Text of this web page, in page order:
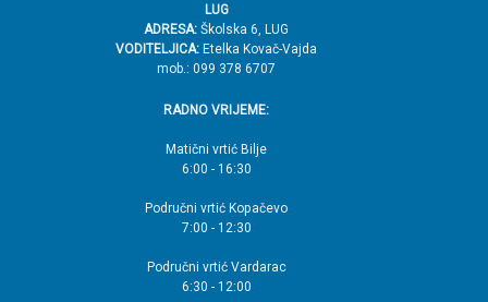
LUG
ADRESA: Školska 6, LUG
VODITELJICA: Etelka Kovač-Vajda
mob.: 099 378 6707
RADNO VRIJEME:
Matični vrtić Bilje
6:00 - 16:30
Područni vrtić Kopačevo
7:00 - 12:30
Područni vrtić Vardarac
6:30 - 12:00